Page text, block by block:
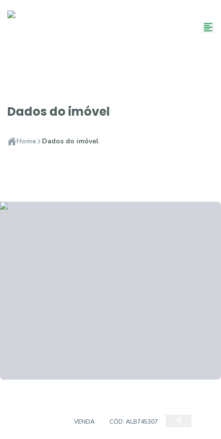
Dados do imóvel
Home Dados do imóvel
VENDA CÓD: ALB745307